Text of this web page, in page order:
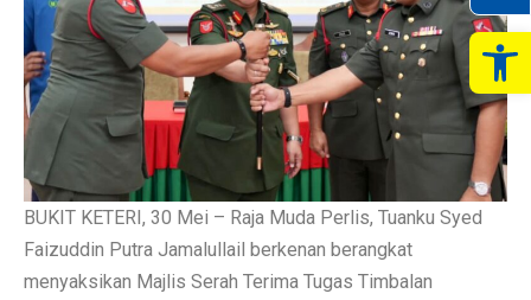
BUKIT KETERI, 30 Mei – Raja Muda Perlis, Tuanku Syed
Faizuddin Putra Jamalullail berkenan berangkat
menyaksikan Majlis Serah Terima Tugas Timbalan